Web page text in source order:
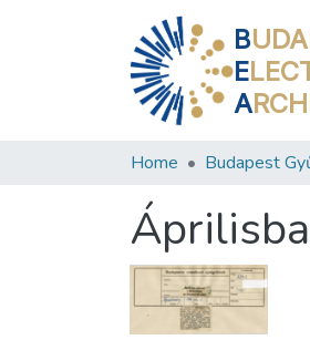
B
E
A
Home Budapest